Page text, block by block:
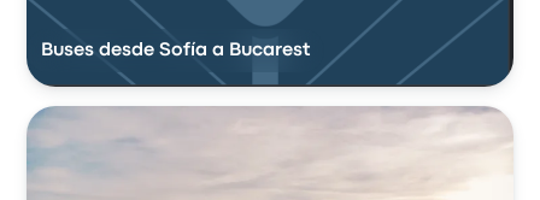
Buses desde Sofía a Bucarest